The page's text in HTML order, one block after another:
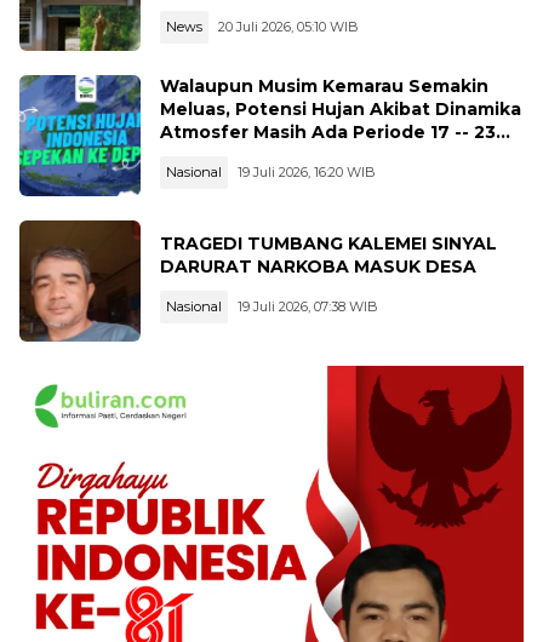
News 20 Juli 2026, 05:10 WIB
Walaupun Musim Kemarau Semakin
Meluas, Potensi Hujan Akibat Dinamika
Atmosfer Masih Ada Periode 17 -- 23
Nasional 19 Juli 2026, 16:20 WIB
TRAGEDI TUMBANG KALEMEI SINYAL
DARURAT NARKOBA MASUK DESA
Nasional 19 Juli 2026, 07:38 WIB